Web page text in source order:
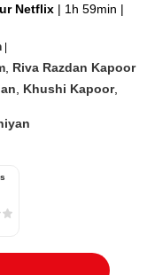
Netflix | 1h 59min |
|
Riva Razdan Kapoor
Khushi Kapoor,